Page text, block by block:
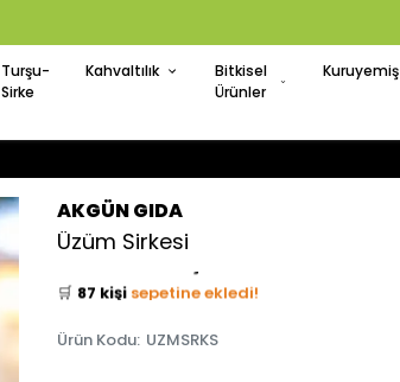
Turşu-
Sirke
Kahvaltılık
Bitkisel
Ürünler
Kuruyemiş
AKGÜN GIDA
Üzüm Sirkesi
👀 Şu an 25 kişi
inceliyor!
🛒 87 kişi sepetine ekledi!
Ürün Kodu: UZMSRKS